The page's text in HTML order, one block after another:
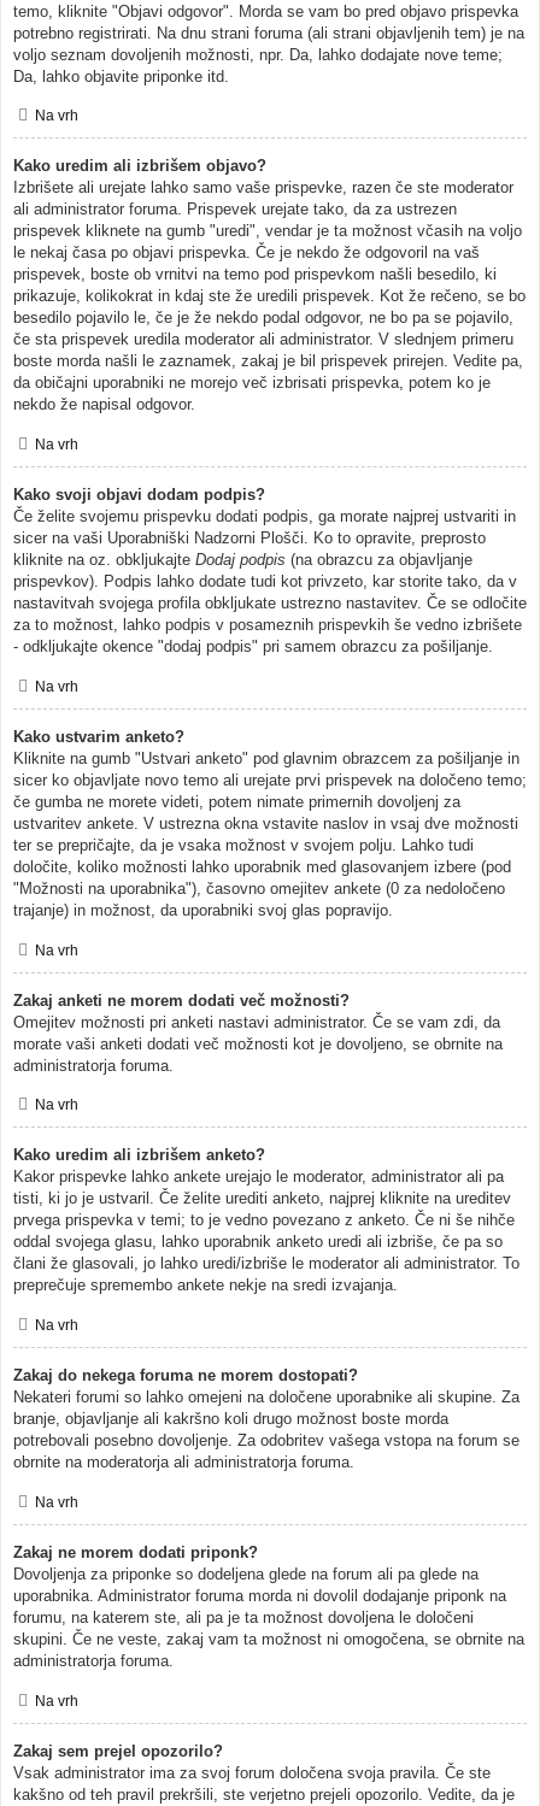
temo, kliknite "Objavi odgovor". Morda se vam bo pred objavo prispevka
potrebno registrirati. Na dnu strani foruma (ali strani objavljenih tem) je na
voljo seznam dovoljenih možnosti, npr. Da, lahko dodajate nove teme;
Da, lahko objavite priponke itd.
Na vrh
Kako uredim ali izbrišem objavo?
Izbrišete ali urejate lahko samo vaše prispevke, razen če ste moderator
ali administrator foruma. Prispevek urejate tako, da za ustrezen
prispevek kliknete na gumb "uredi", vendar je ta možnost včasih na voljo
le nekaj časa po objavi prispevka. Če je nekdo že odgovoril na vaš
prispevek, boste ob vrnitvi na temo pod prispevkom našli besedilo, ki
prikazuje, kolikokrat in kdaj ste že uredili prispevek. Kot že rečeno, se bo
besedilo pojavilo le, če je že nekdo podal odgovor, ne bo pa se pojavilo,
če sta prispevek uredila moderator ali administrator. V slednjem primeru
boste morda našli le zaznamek, zakaj je bil prispevek prirejen. Vedite pa,
da običajni uporabniki ne morejo več izbrisati prispevka, potem ko je
nekdo že napisal odgovor.
Na vrh
Kako svoji objavi dodam podpis?
Če želite svojemu prispevku dodati podpis, ga morate najprej ustvariti in
sicer na vaši Uporabniški Nadzorni Plošči. Ko to opravite, preprosto
kliknite na oz. obkljukajte Dodaj podpis (na obrazcu za objavljanje
prispevkov). Podpis lahko dodate tudi kot privzeto, kar storite tako, da v
nastavitvah svojega profila obkljukate ustrezno nastavitev. Če se odločite
za to možnost, lahko podpis v posameznih prispevkih še vedno izbrišete
- odkljukajte okence "dodaj podpis" pri samem obrazcu za pošiljanje.
Na vrh
Kako ustvarim anketo?
Kliknite na gumb "Ustvari anketo" pod glavnim obrazcem za pošiljanje in
sicer ko objavljate novo temo ali urejate prvi prispevek na določeno temo;
če gumba ne morete videti, potem nimate primernih dovoljenj za
ustvaritev ankete. V ustrezna okna vstavite naslov in vsaj dve možnosti
ter se prepričajte, da je vsaka možnost v svojem polju. Lahko tudi
določite, koliko možnosti lahko uporabnik med glasovanjem izbere (pod
"Možnosti na uporabnika"), časovno omejitev ankete (0 za nedoločeno
trajanje) in možnost, da uporabniki svoj glas popravijo.
Na vrh
Zakaj anketi ne morem dodati več možnosti?
Omejitev možnosti pri anketi nastavi administrator. Če se vam zdi, da
morate vaši anketi dodati več možnosti kot je dovoljeno, se obrnite na
administratorja foruma.
Na vrh
Kako uredim ali izbrišem anketo?
Kakor prispevke lahko ankete urejajo le moderator, administrator ali pa
tisti, ki jo je ustvaril. Če želite urediti anketo, najprej kliknite na ureditev
prvega prispevka v temi; to je vedno povezano z anketo. Če ni še nihče
oddal svojega glasu, lahko uporabnik anketo uredi ali izbriše, če pa so
člani že glasovali, jo lahko uredi/izbriše le moderator ali administrator. To
preprečuje spremembo ankete nekje na sredi izvajanja.
Na vrh
Zakaj do nekega foruma ne morem dostopati?
Nekateri forumi so lahko omejeni na določene uporabnike ali skupine. Za
branje, objavljanje ali kakršno koli drugo možnost boste morda
potrebovali posebno dovoljenje. Za odobritev vašega vstopa na forum se
obrnite na moderatorja ali administratorja foruma.
Na vrh
Zakaj ne morem dodati priponk?
Dovoljenja za priponke so dodeljena glede na forum ali pa glede na
uporabnika. Administrator foruma morda ni dovolil dodajanje priponk na
forumu, na katerem ste, ali pa je ta možnost dovoljena le določeni
skupini. Če ne veste, zakaj vam ta možnost ni omogočena, se obrnite na
administratorja foruma.
Na vrh
Zakaj sem prejel opozorilo?
Vsak administrator ima za svoj forum določena svoja pravila. Če ste
kakšno od teh pravil prekršili, ste verjetno prejeli opozorilo. Vedite, da je